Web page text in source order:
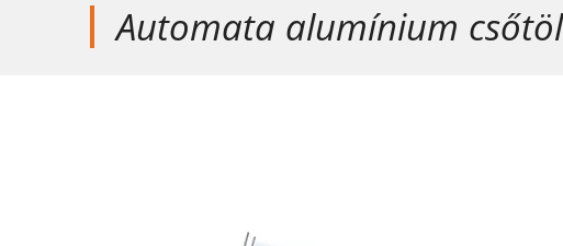
Automata alumínium